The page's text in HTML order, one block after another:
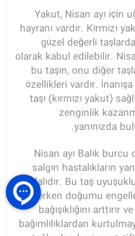
Yakut, Nisan ayı için
hayranı vardır. Kırmızı
güzel değerli
olarak kabul edilebilir.
bu taşın, onu diğer
özellikleri vardır.
taşı (kırmızı yakut)
zenginlik
yanınızda
Nisan ayı Balık burcu
salgın hastalıkların
faydalıdır. Bu taş
erken doğumu
bağışıklığını
bağımlılıklardan